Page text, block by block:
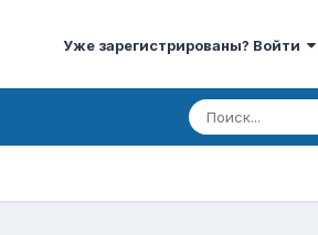
Уже зарегистрированы? Войти